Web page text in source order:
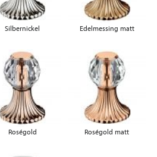
Silbernickel Edelmessing matt
Roségold Roségold matt